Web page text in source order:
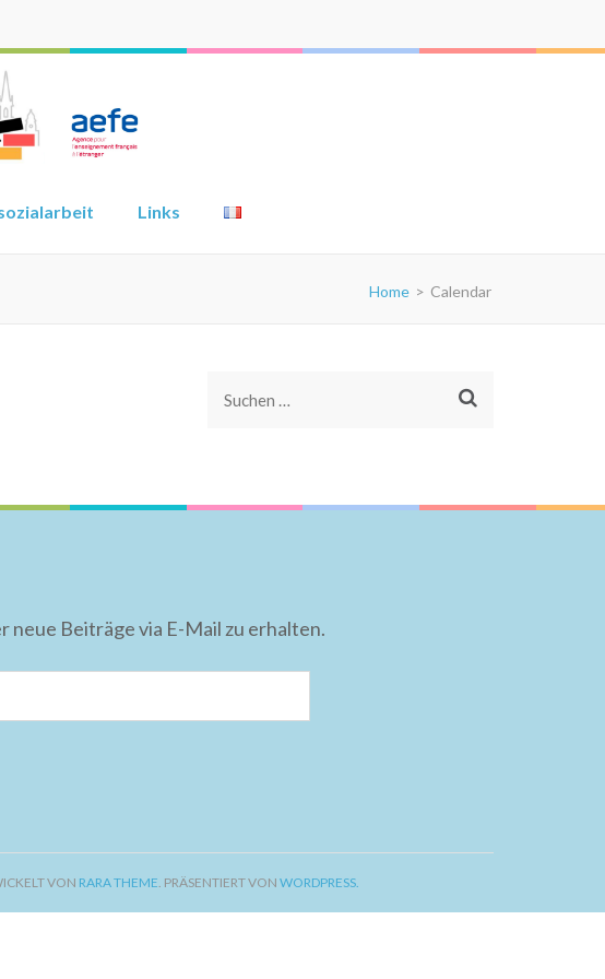
Links
Home > Calendar
Suchen
neue Beiträge via E-Mail zu erhalten.
VON RARA THEME. PRÄSENTIERT VON WORDPRESS.